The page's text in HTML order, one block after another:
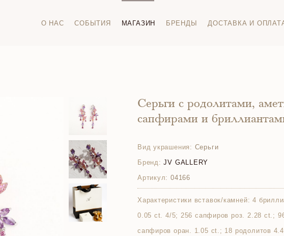
О НАС СОБЫТИЯ МАГАЗИН БРЕНДЫ ДОСТАВКА И
Серьги с родолитами,
сапфирами и
Вид украшения: Серьги
Бренд: JV GALLERY
Артикул: 04166
Характеристики вставок/камней: 4
0.05 ct. 4/5; 256 сапфиров роз. 2.28 ct.;
сапфиров оран. 1.05 ct.; 18 родолитов